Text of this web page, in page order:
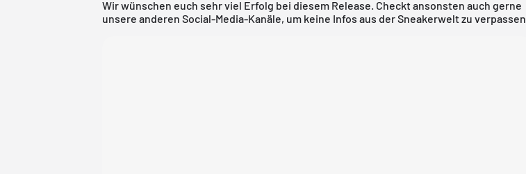
Wir wünschen euch sehr viel Erfolg bei diesem Release. Checkt ansonsten auch gerne
unsere anderen Social-Media-Kanäle, um keine Infos aus der Sneakerwelt zu verpassen.